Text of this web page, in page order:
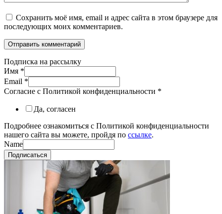
Сохранить моё имя, email и адрес сайта в этом браузере для
последующих моих комментариев.
Подписка на рассылку
Имя *
Email *
Согласие с Политикой конфиденциальности *
Да, согласен
Подробнее ознакомиться с Политикой конфиденциальности
нашего сайта вы можете, пройдя по ссылке.
Name
Подписаться